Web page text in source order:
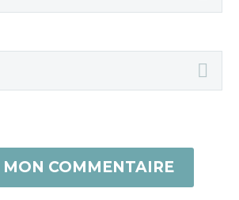
MON COMMENTAIRE